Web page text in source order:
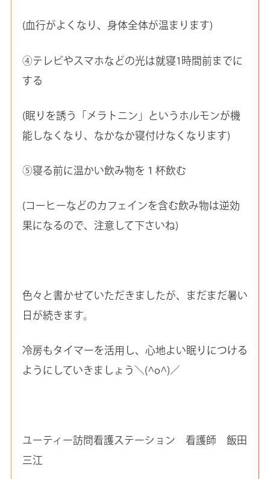
(血行がよくなり、身体全体が温まります)
④テレビやスマホなどの光は就寝1時間前までに
する
(眠りを誘う「メラトニン」というホルモンが機
能しなくなり、なかなか寝付けなくなります)
⑤寝る前に温かい飲み物を１杯飲む
(コーヒーなどのカフェインを含む飲み物は逆効
果になるので、注意して下さいね)
色々と書かせていただきましたが、まだまだ暑い
日が続きます。
冷房もタイマーを活用し、心地よい眠りにつける
ようにしていきましょう＼(^o^)／
ユーティー訪問看護ステーション 看護師 飯田
三江